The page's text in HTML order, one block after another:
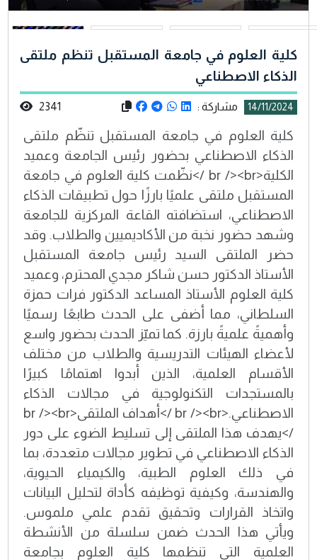
كلية العلوم في جامعة المستقبل تنظم ملتقى
الذكاء الاصطناعي
14/11/2024 مشاركة : 2341
كلية العلوم في جامعة المستقبل تنظّم ملتقى
الذكاء الاصطناعي بحضور رئيس الجامعة وعميد
الكلية<br /><br />نظّمت كلية العلوم في جامعة
المستقبل ملتقى علميًا بارزًا حول تطبيقات الذكاء
الاصطناعي، استضافته القاعة المركزية للجامعة
وشهد حضور نخبة من الأكاديميين والطلاب. وقد
حضر الملتقى السيد رئيس جامعة المستقبل
الأستاذ الدكتور حسن شاكر مجدي المحترم، وعميد
كلية العلوم الأستاذ المساعد الدكتور فرات حمزة
السلطاني، مما أضفى على الحدث طابعًا رسميًا
وأهميةً علميةً بارزة. كما تميّز الحدث بحضور واسع
لأعضاء الهيئات التدريسية والطلاب من مختلف
الأقسام العلمية، الذين أبدوا اهتمامًا كبيرًا
بالمستجدات التكنولوجية في مجالات الذكاء
الاصطناعي.<br /><br />أهداف الملتقى<br /><br
/>يهدف هذا الملتقى إلى تسليط الضوء على دور
الذكاء الاصطناعي في تطوير مجالات متعددة، بما
في ذلك العلوم الطبية، والكيمياء الحيوية،
والهندسة، وكيفية توظيفه كأداة لتحليل البيانات
واتخاذ القرارات وتحقيق تقدم علمي ملموس.
ويأتي هذا الحدث ضمن سلسلة من الأنشطة
العلمية التي تنظمها كلية العلوم بجامعة